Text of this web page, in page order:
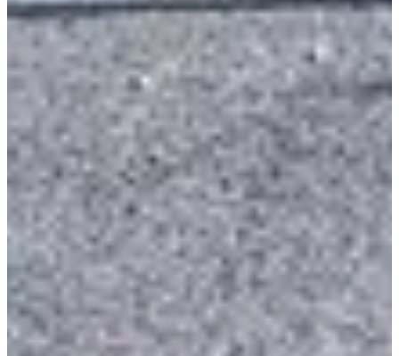
Organisator
Bekijk website Bekijk Facebookpagina
Ik heb actuele informatie
Ik heb actuele informatie
Kies een wedstrijd
Marathon
Meer info
Marathon duo
€ 35,00
Meer info
Meer info
Semi-marathon
€ 25,00
Meer info